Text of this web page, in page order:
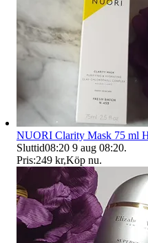
NUORI Clarity Mask 75 ml
Sluttid08:20 9 aug 08:20.
Pris:249 kr,Köp nu.